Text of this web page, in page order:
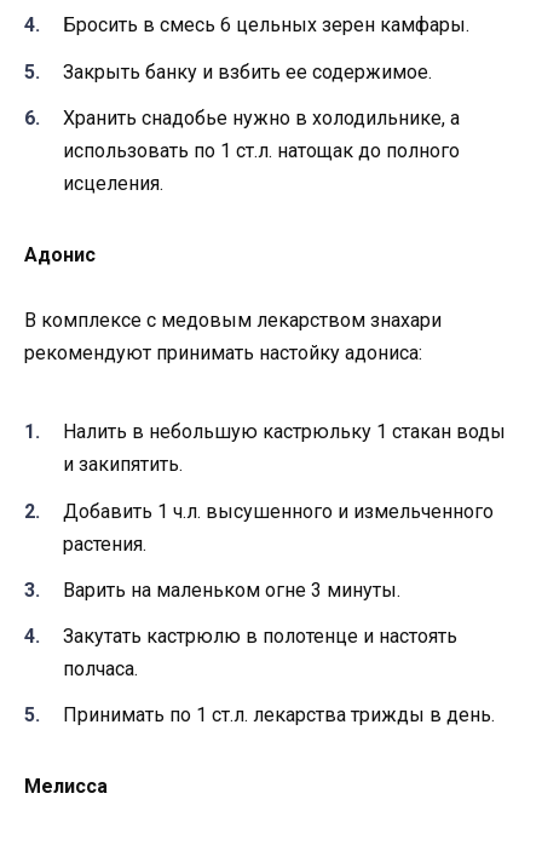
Бросить в смесь 6 цельных зерен камфары.
Закрыть банку и взбить ее содержимое.
Хранить снадобье нужно в холодильнике, а
использовать по 1 ст.л. натощак до полного
исцеления.
Адонис
В комплексе с медовым лекарством знахари
рекомендуют принимать настойку адониса:
Налить в небольшую кастрюльку 1 стакан воды
и закипятить.
Добавить 1 ч.л. высушенного и измельченного
растения.
Варить на маленьком огне 3 минуты.
Закутать кастрюлю в полотенце и настоять
полчаса.
Принимать по 1 ст.л. лекарства трижды в день.
Мелисса